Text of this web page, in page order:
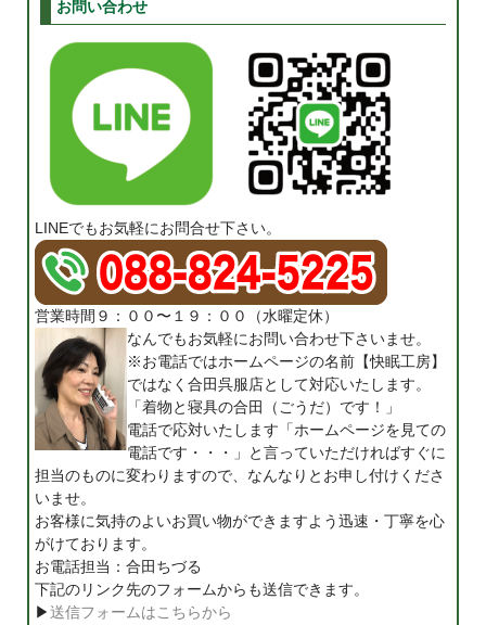
お問い合わせ
LINEでもお気軽にお問合せ下さい。
営業時間９：００〜１９：００（水曜定休）
なんでもお気軽にお問い合わせ下さいませ。
※お電話ではホームページの名前【快眠工房】
ではなく合田呉服店として対応いたします。
「着物と寝具の合田（ごうだ）です！」
電話で応対いたします「ホームページを見ての
電話です・・・」と言っていただければすぐに
担当のものに変わりますので、なんなりとお申し付けくださ
いませ。
お客様に気持のよいお買い物ができますよう迅速・丁寧を心
がけております。
お電話担当：合田ちづる
下記のリンク先のフォームからも送信できます。
▶送信フォームはこちらから